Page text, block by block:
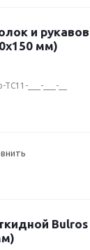
и
мм)
___-___-__